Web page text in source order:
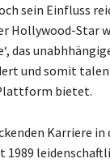
sein Einfluss
Hollywood-Star
das
und somit
bietet.
Karriere
1989